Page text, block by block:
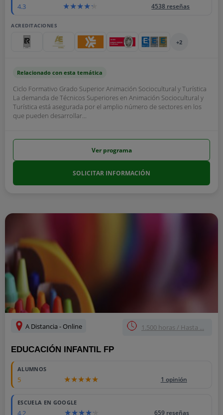
4.3 4538 reseñas
ACREDITACIONES
+2
Relacionado con esta temática
Ciclo Formativo Grado Superior Animación Sociocultural y Turística
La demanda de Técnicos Superiores en Animación Sociocultural y
Turística está asegurada por el amplio número de sectores en los
que pueden desarrollar...
Ver programa
SOLICITAR INFORMACIÓN
A Distancia - Online 1.500 horas / Hasta ...
EDUCACIÓN INFANTIL FP
ALUMNOS
5 1 opinión
ESCUELA EN GOOGLE
4.2 659 reseñas